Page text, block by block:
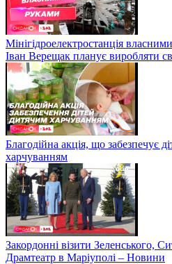
Мінігідроелектростанція
Іван Верещак планує виробляти
Благодійна акція, що забезпечує
харчуванням
Закордонні візити Зеленського,
Драмтеатр в Маріуполі – Новини